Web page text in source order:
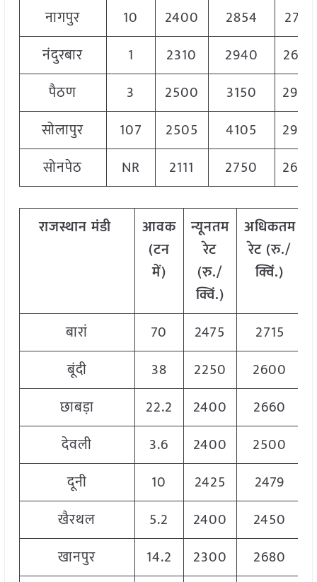
नागपुर
10 2400 2854
2741
नंदुरबार
1 2310 2940
2680
पैठण
3 2500 3150
2900
सोलापुर
107 2505 4105
2940
सोनपेठ
NR 2111 2750 2600
राजस्थानमंडी
आवक
(टन
में)
न्यूनतम
रेट
(रु./
क्विं.)
अधिकतम
रेट (रु./
क्विं.)
बारां
70 2475 2715
बूंदी
38 2250 2600
छाबड़ा
22.2 2400 2660
देवली
3.6 2400 2500
दूनी
10 2425 2479
खैरथल
5.2 2400 2450
खानपुर
14.2 2300 2680